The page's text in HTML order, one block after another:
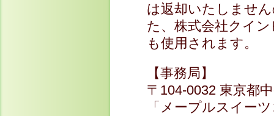
は返却いたしませ
た、株式会社クイ
も使用されます。
【事務局】
〒104-0032 東京都
「メープルスイー